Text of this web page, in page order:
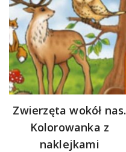
Zwierzęta wokół nas.
Kolorowanka z
naklejkami